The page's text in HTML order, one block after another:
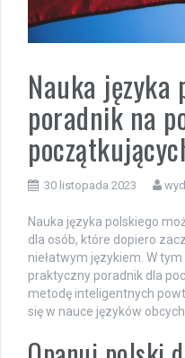
Nauka języka
poradnik na
30 listopada 2023
Nauka języka polskiego
dla osób, które dopiero
niełatwym językiem. W
praktyczny poradnik dla
metodę inteligentnych
się w nauce języków obcych.